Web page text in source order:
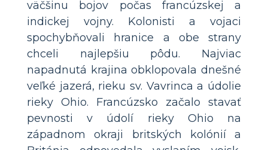
väčšinu bojov počas francúzskej a
indickej vojny. Kolonisti a vojaci
spochybňovali hranice a obe strany
chceli najlepšiu pôdu. Najviac
napadnutá krajina obklopovala dnešné
veľké jazerá, rieku sv. Vavrinca a údolie
rieky Ohio. Francúzsko začalo stavať
pevnosti v údolí rieky Ohio na
západnom okraji britských kolónií a